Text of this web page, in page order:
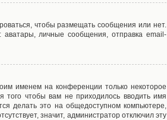
чтобы размещать сообщения или нет.
личные сообщения, отправка email-
именем на конференции только некоторое
того чтобы вам не приходилось вводить имя
делать это на общедоступном компьютере,
значит, администратор отключил эту